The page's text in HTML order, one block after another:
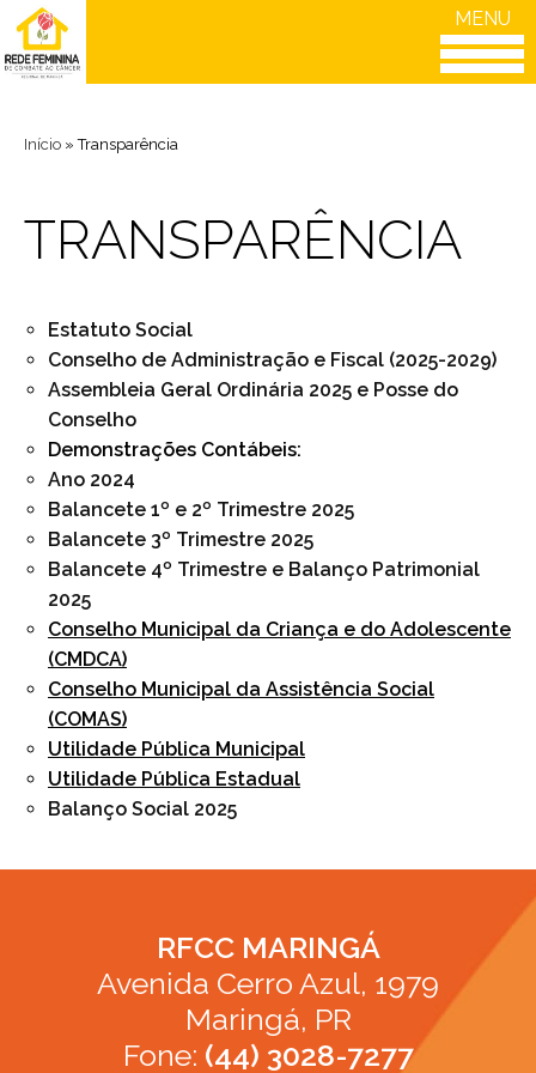
MENU
Início »Transparência
TRANSPARÊNCIA
Estatuto Social
Conselho de Administração e Fiscal (2025-2029)
Assembleia Geral Ordinária 2025 e Posse do
Conselho
Demonstrações Contábeis:
Ano 2024
Balancete 1º e 2º Trimestre 2025
Balancete 3º Trimestre 2025
Balancete 4º Trimestre e Balanço Patrimonial
2025
Conselho Municipal da Criança e do Adolescente
(CMDCA)
Conselho Municipal da Assistência Social
(COMAS)
Utilidade Pública Municipal
Utilidade Pública Estadual
Balanço Social 2025
RFCC MARINGÁ
Avenida Cerro Azul, 1979
Maringá, PR
Fone: (44) 3028-7277